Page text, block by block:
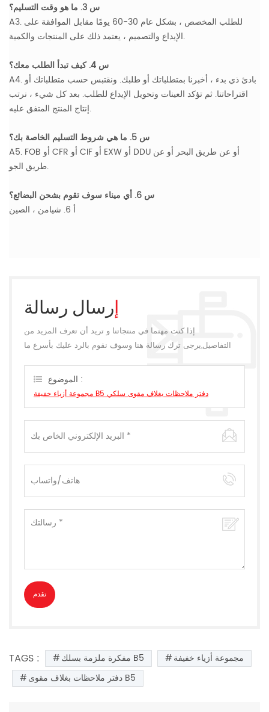
س 3. ما هو وقت التسليم؟
A3. للطلب المخصص ، بشكل عام 30-60 يومًا مقابل الموافقة على
الإيداع والتصميم ، يعتمد ذلك على المنتجات والكمية.
س 4. كيف تبدأ الطلب معك؟
A4. بادئ ذي بدء ، أخبرنا بمتطلباتك أو طلبك. ونقتبس حسب متطلباتك أو
اقتراحاتنا. ثم تؤكد العينات وتحويل الإيداع للطلب. بعد كل شيء ، نرتب
إنتاج المنتج المتفق عليه.
س 5. ما هي شروط التسليم الخاصة بك؟
A5. FOB أو CFR أو CIF أو EXW أو DDU أو عن طريق البحر أو عن
طريق الجو.
س 6. أي ميناء سوف تقوم بشحن البضائع؟
أ 6. شيامن ، الصين
إرسال رسالة
إذا كنت مهتما في منتجاتنا و تريد أن تعرف المزيد من
التفاصيل,يرجى ترك رسالة هنا وسوف نقوم بالرد عليك بأسرع ما
الموضوع :
مجموعة أزياء خفيفة B5 دفتر ملاحظات بغلاف مقوى سلكي
TAGS : مفكرة ملزمة بسلك B5
مجموعة أزياء خفيفة
دفتر ملاحظات بغلاف مقوى B5